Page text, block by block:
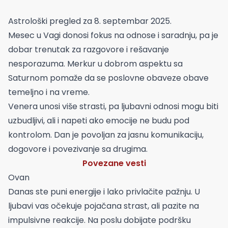
Astrološki pregled za 8. septembar 2025.
Mesec u Vagi donosi fokus na odnose i saradnju, pa je
dobar trenutak za razgovore i rešavanje
nesporazuma. Merkur u dobrom aspektu sa
Saturnom pomaže da se poslovne obaveze obave
temeljno i na vreme.
Venera unosi više strasti, pa ljubavni odnosi mogu biti
uzbudljivi, ali i napeti ako emocije ne budu pod
kontrolom. Dan je povoljan za jasnu komunikaciju,
dogovore i povezivanje sa drugima.
Povezane vesti
Ovan
Danas ste puni energije i lako privlačite pažnju. U
ljubavi vas očekuje pojačana strast, ali pazite na
impulsivne reakcije. Na poslu dobijate podršku